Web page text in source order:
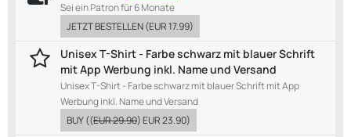
Sei ein Patron für 6 Monate
JETZT BESTELLEN(EUR 17.99)
Unisex T-Shirt - Farbe schwarz mit blauer Schrift
mit App Werbung inkl. Name und Versand
Unisex T-Shirt - Farbe schwarz mit blauer Schrift mit App
Werbung inkl. Name und Versand
BUY((EUR 29.90)EUR 23.90)